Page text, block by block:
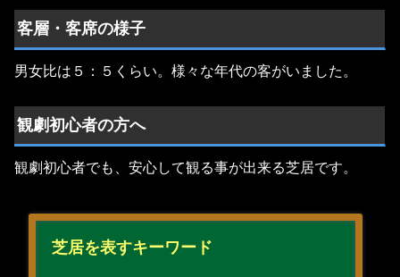
客層・客席の様子
男女比は５：５くらい。様々な年代の客がいました。
観劇初心者の方へ
観劇初心者でも、安心して観る事が出来る芝居です。
芝居を表すキーワード